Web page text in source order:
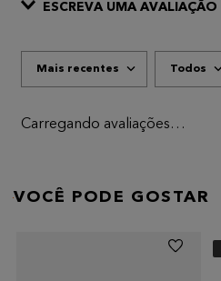
ESCREVA UMA AVALIAÇÃO
★ ★★★★
Mais recentes Todos
Carregando avaliações…
VOCÊ PODE GOSTAR